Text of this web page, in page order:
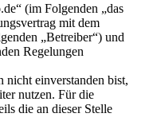
(im Folgenden „das
mit dem
„Betreiber“) und
Regelungen
nicht einverstanden bist,
nutzen. Für die
die an dieser Stelle